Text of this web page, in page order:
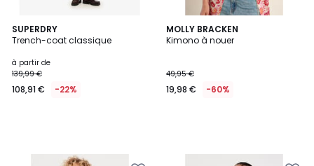
SUPERDRY
Trench-coat classique
à partir de
139,99 €
108,91 € -22%
MOLLY BRACKEN
Kimono à nouer
49,95 €
19,98 € -60%